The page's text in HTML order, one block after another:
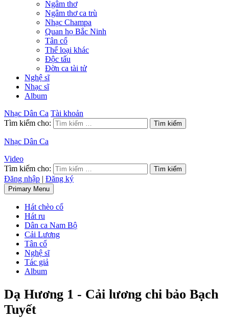
Ngâm thơ
Ngâm thơ ca trù
Nhạc Champa
Quan họ Bắc Ninh
Tân cổ
Thể loại khác
Độc tấu
Đờn ca tài tử
Nghệ sĩ
Nhạc sĩ
Album
Nhạc Dân Ca Tài khoản
Tìm kiếm cho:
Nhạc Dân Ca
Video
Tìm kiếm cho:
Đăng nhập | Đăng ký
Primary Menu
Hát chèo cổ
Hát ru
Dân ca Nam Bộ
Cải Lương
Tân cổ
Nghệ sĩ
Tác giả
Album
Dạ Hương 1 - Cải lương chi bảo Bạch
Tuyết